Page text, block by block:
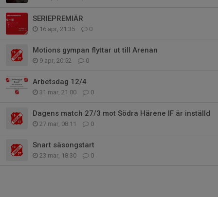
SERIEPREMIÄR
16 apr, 21:35 0
Motions gympan flyttar ut till Arenan
9 apr, 20:52 0
Arbetsdag 12/4
31 mar, 21:00 0
Dagens match 27/3 mot Södra Härene IF är inställd
27 mar, 08:11 0
Snart säsongstart
23 mar, 18:30 0